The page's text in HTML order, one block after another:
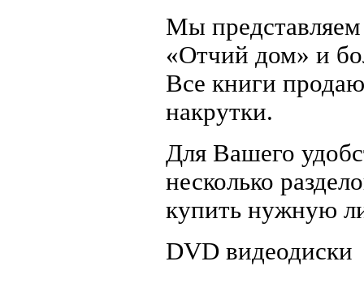
Мы представляем
«Отчий дом» и
Все книги
накрутки.
Для Вашего
несколько
купить нужную
DVD видеодиски